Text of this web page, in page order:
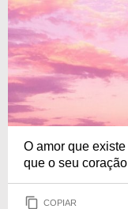
O amor que
que o seu
COPIAR